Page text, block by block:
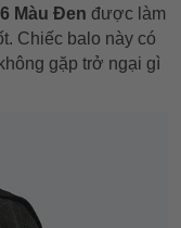
Màu Đen được làm
Chiếc balo này có
gặp trở ngại gì